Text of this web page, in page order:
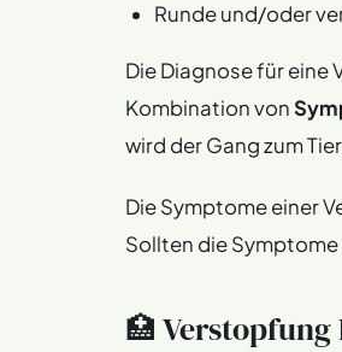
Runde und/oder
Die Diagnose für eine
Kombination von
wird der Gang zum
Die Symptome einer
Sollten die
🏥 Verstopfung